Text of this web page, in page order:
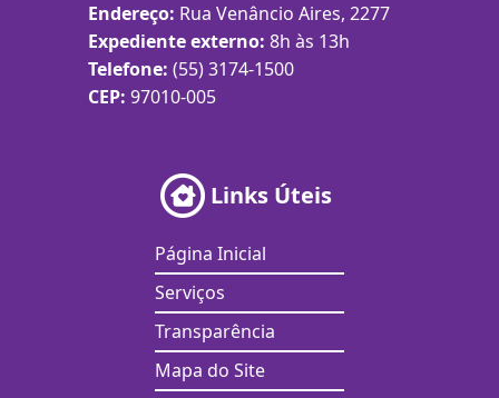
Endereço: Rua Venâncio Aires, 2277
Expediente externo: 8h às 13h
Telefone: (55) 3174-1500
CEP: 97010-005
Links Úteis
Página Inicial
Serviços
Transparência
Mapa do Site